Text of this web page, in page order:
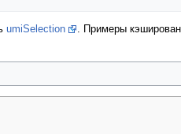
umiSelection
. Примеры